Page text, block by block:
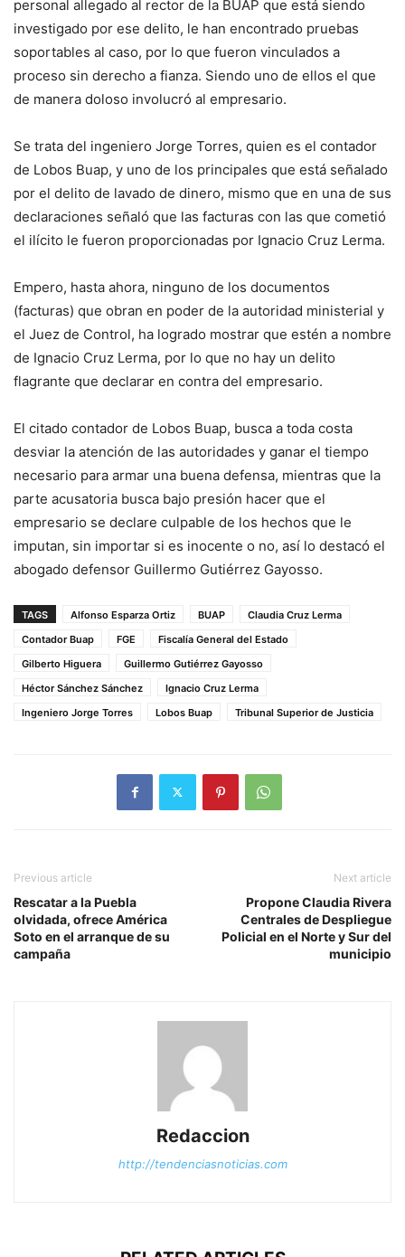
personal allegado al rector de la BUAP que está siendo
investigado por ese delito, le han encontrado pruebas
soportables al caso, por lo que fueron vinculados a
proceso sin derecho a fianza. Siendo uno de ellos el que
de manera doloso involucró al empresario.
Se trata del ingeniero Jorge Torres, quien es el contador
de Lobos Buap, y uno de los principales que está señalado
por el delito de lavado de dinero, mismo que en una de sus
declaraciones señaló que las facturas con las que cometió
el ilícito le fueron proporcionadas por Ignacio Cruz Lerma.
Empero, hasta ahora, ninguno de los documentos
(facturas) que obran en poder de la autoridad ministerial y
el Juez de Control, ha logrado mostrar que estén a nombre
de Ignacio Cruz Lerma, por lo que no hay un delito
flagrante que declarar en contra del empresario.
El citado contador de Lobos Buap, busca a toda costa
desviar la atención de las autoridades y ganar el tiempo
necesario para armar una buena defensa, mientras que la
parte acusatoria busca bajo presión hacer que el
empresario se declare culpable de los hechos que le
imputan, sin importar si es inocente o no, así lo destacó el
abogado defensor Guillermo Gutiérrez Gayosso.
TAGS Alfonso Esparza Ortiz BUAP
Claudia Cruz Lerma
Contador Buap
FGE
Fiscalía General del Estado
Gilberto Higuera
Guillermo Gutiérrez Gayosso
Héctor Sánchez Sánchez
Ignacio Cruz Lerma
Ingeniero Jorge Torres
Lobos Buap Tribunal Superior de Justicia
Previous article
Rescatar a la Puebla
olvidada, ofrece América
Soto en el arranque de su
campaña
Next article
Propone Claudia Rivera
Centrales de Despliegue
Policial en el Norte y Sur del
municipio
Redaccion
http://tendenciasnoticias.com